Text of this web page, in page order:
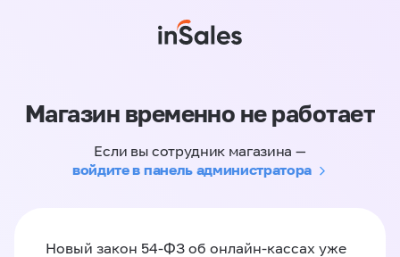
Магазин временно не работает
Если вы сотрудник магазина —
войдите в панель администратора
Новый закон 54-ФЗ об онлайн-кассах уже